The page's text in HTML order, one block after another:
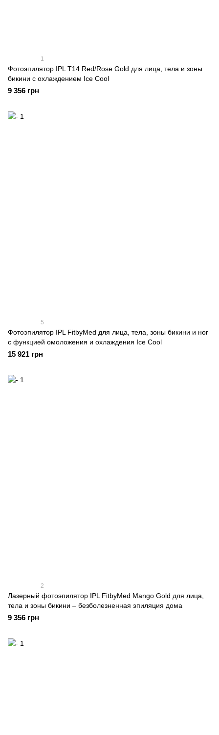
1
Фотоэпилятор IPL T14 Red/Rose Gold для лица, тела и зоны
бикини с охлаждением Ice Cool
9 356 грн
5
Фотоэпилятор IPL FitbyMed для лица, тела, зоны бикини и ног
с функцией омоложения и охлаждения Ice Cool
15 921 грн
2
Лазерный фотоэпилятор IPL FitbyMed Mango Gold для лица,
тела и зоны бикини – безболезненная эпиляция дома
9 356 грн